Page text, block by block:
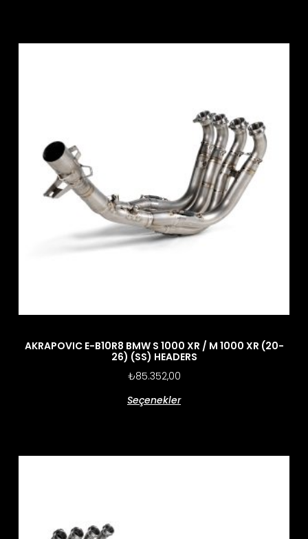
AKRAPOVIC E-B10R8 BMW S 1000 XR / M 1000 XR (20-
26) (SS) HEADERS
₺85.352,00
Seçenekler